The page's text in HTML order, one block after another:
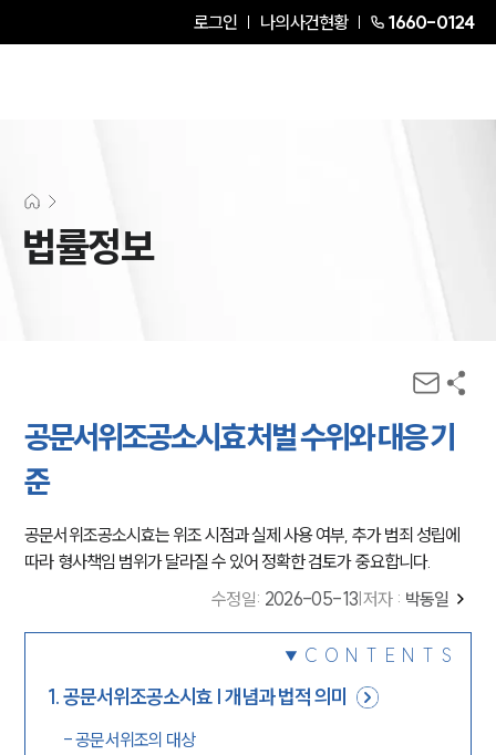
로그인 나의사건현황 1660-0124
법률정보
공문서위조공소시효 처벌 수위와 대응 기
준
공문서위조공소시효는 위조 시점과 실제 사용 여부, 추가 범죄 성립에
따라 형사책임 범위가 달라질 수 있어 정확한 검토가 중요합니다.
수정일: 2026-05-13 저자 : 박동일
CONTENTS
1.공문서위조공소시효 | 개념과 법적 의미
-공문서위조의 대상